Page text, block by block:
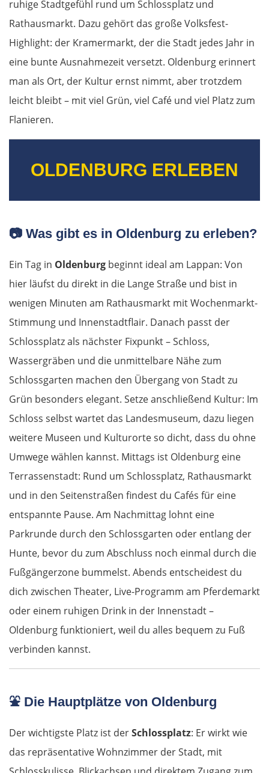
ruhige Stadtgefühl rund um Schlossplatz und
Rathausmarkt. Dazu gehört das große Volksfest-
Highlight: der Kramermarkt, der die Stadt jedes Jahr in
eine bunte Ausnahmezeit versetzt. Oldenburg erinnert
man als Ort, der Kultur ernst nimmt, aber trotzdem
leicht bleibt – mit viel Grün, viel Café und viel Platz zum
Flanieren.
OLDENBURG ERLEBEN
📷 Was gibt es in Oldenburg zu erleben?
Ein Tag in Oldenburg beginnt ideal am Lappan: Von
hier läufst du direkt in die Lange Straße und bist in
wenigen Minuten am Rathausmarkt mit Wochenmarkt-
Stimmung und Innenstadtflair. Danach passt der
Schlossplatz als nächster Fixpunkt – Schloss,
Wassergräben und die unmittelbare Nähe zum
Schlossgarten machen den Übergang von Stadt zu
Grün besonders elegant. Setze anschließend Kultur: Im
Schloss selbst wartet das Landesmuseum, dazu liegen
weitere Museen und Kulturorte so dicht, dass du ohne
Umwege wählen kannst. Mittags ist Oldenburg eine
Terrassenstadt: Rund um Schlossplatz, Rathausmarkt
und in den Seitenstraßen findest du Cafés für eine
entspannte Pause. Am Nachmittag lohnt eine
Parkrunde durch den Schlossgarten oder entlang der
Hunte, bevor du zum Abschluss noch einmal durch die
Fußgängerzone bummelst. Abends entscheidest du
dich zwischen Theater, Live-Programm am Pferdemarkt
oder einem ruhigen Drink in der Innenstadt –
Oldenburg funktioniert, weil du alles bequem zu Fuß
verbinden kannst.
⛲ Die Hauptplätze von Oldenburg
Der wichtigste Platz ist derSchlossplatz: Er wirkt wie
das repräsentative Wohnzimmer der Stadt, mit
OSTROUTE
Tallinn
Rapla
Lettland
Salacgrīva
Litauen